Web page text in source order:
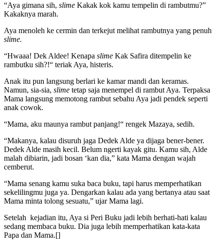
“Aya gimana sih, slime Kakak kok kamu tempelin di rambutmu?”
Kakaknya marah.
Aya menoleh ke cermin dan terkejut melihat rambutnya yang penuh
slime.
“Hwaaa! Dek Aldee! Kenapa slime Kak Safira ditempelin ke
rambutku sih?!“ teriak Aya, histeris.
Anak itu pun langsung berlari ke kamar mandi dan keramas.
Namun, sia-sia, slime tetap saja menempel di rambut Aya. Terpaksa
Mama langsung memotong rambut sebahu Aya jadi pendek seperti
anak cowok.
“Mama, aku maunya rambut panjang!“ rengek Mazaya, sedih.
“Makanya, kalau disuruh jaga Dedek Alde ya dijaga bener-bener.
Dedek Alde masih kecil. Belum ngerti kayak gitu. Kamu sih, Alde
malah dibiarin, jadi bosan ‘kan dia,” kata Mama dengan wajah
cemberut.
“Mama senang kamu suka baca buku, tapi harus memperhatikan
sekelilingmu juga ya. Dengarkan kalau ada yang bertanya atau saat
Mama minta tolong sesuatu,” ujar Mama lagi.
Setelah kejadian itu, Aya si Peri Buku jadi lebih berhati-hati kalau
sedang membaca buku. Dia juga lebih memperhatikan kata-kata
Papa dan Mama.[]